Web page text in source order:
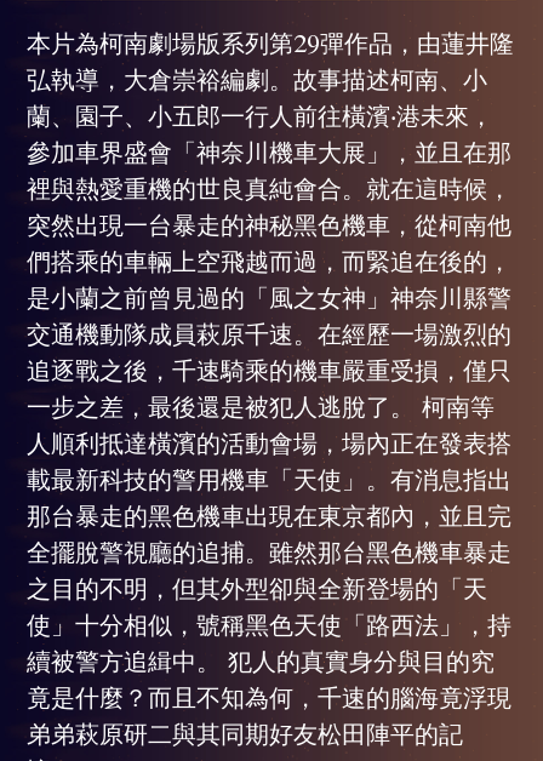
本片為柯南劇場版系列第29彈作品，由蓮井隆
弘執導，大倉崇裕編劇。故事描述柯南、小
蘭、園子、小五郎一行人前往橫濱‧港未來，
參加車界盛會「神奈川機車大展」，並且在那
裡與熱愛重機的世良真純會合。就在這時候，
突然出現一台暴走的神秘黑色機車，從柯南他
們搭乘的車輛上空飛越而過，而緊追在後的，
是小蘭之前曾見過的「風之女神」神奈川縣警
交通機動隊成員萩原千速。在經歷一場激烈的
追逐戰之後，千速騎乘的機車嚴重受損，僅只
一步之差，最後還是被犯人逃脫了。 柯南等
人順利抵達橫濱的活動會場，場內正在發表搭
載最新科技的警用機車「天使」。有消息指出
那台暴走的黑色機車出現在東京都內，並且完
全擺脫警視廳的追捕。雖然那台黑色機車暴走
之目的不明，但其外型卻與全新登場的「天
使」十分相似，號稱黑色天使「路西法」，持
續被警方追緝中。 犯人的真實身分與目的究
竟是什麼？而且不知為何，千速的腦海竟浮現
弟弟萩原研二與其同期好友松田陣平的記